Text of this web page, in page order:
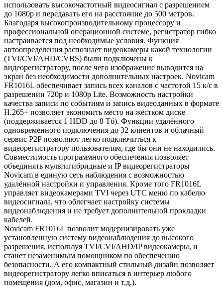
использовать высокочастотный видеосигнал с разрешением
до 1080p и передавать его на расстояние до 500 метров.
Благодаря высокопроизводительному процессору и
профессиональной операционной системе, регистратор гибко
настраивается под необходимые условия. Функция
автоопределения распознает видеокамеры какой технологии
(TVI/CVI/AHD/CVBS) были подключены к
видеорегистратору, после чего изображение выводится на
экран без необходимости дополнительных настроек. Novicam
FR1016L обеспечивает запись всех каналов с частотой 15 к/с в
разрешении 720р и 1080p Lite. Возможность настройки
качества записи по событиям и запись видеоданных в формате
H.265+ позволяет экономить место на жёстком диске
(поддерживается 1 HDD до 8 Tб). Функции удалённого
одновременного подключения до 32 клиентов и облачный
сервис P2P позволяют легко подключиться к
видеорегистратору пользователям, где бы они не находились.
Совместимость программного обеспечения позволяет
объединять мультигибридные и IP видеорегистраторы
Novicam в единую сеть наблюдения с возможностью
удалённой настройки и управления. Кроме того FR1016L
управляет видеокамерами TVI через UTC меню по кабелю
видеосигнала, что облегчает настройку системы
видеонаблюдения и не требует дополнительной прокладки
кабелей.
Novicam FR1016L позволит модернизировать уже
установленную систему видеонаблюдения до высокого
разрешения, используя TVI/CVI/AHD/IP видеокамеры, и
станет незаменимым помощником по обеспечению
безопасности. А его компактный стильный дизайн позволяет
видеорегистратору легко вписаться в интерьер любого
помещения (дом, офис, магазин и т.д.).